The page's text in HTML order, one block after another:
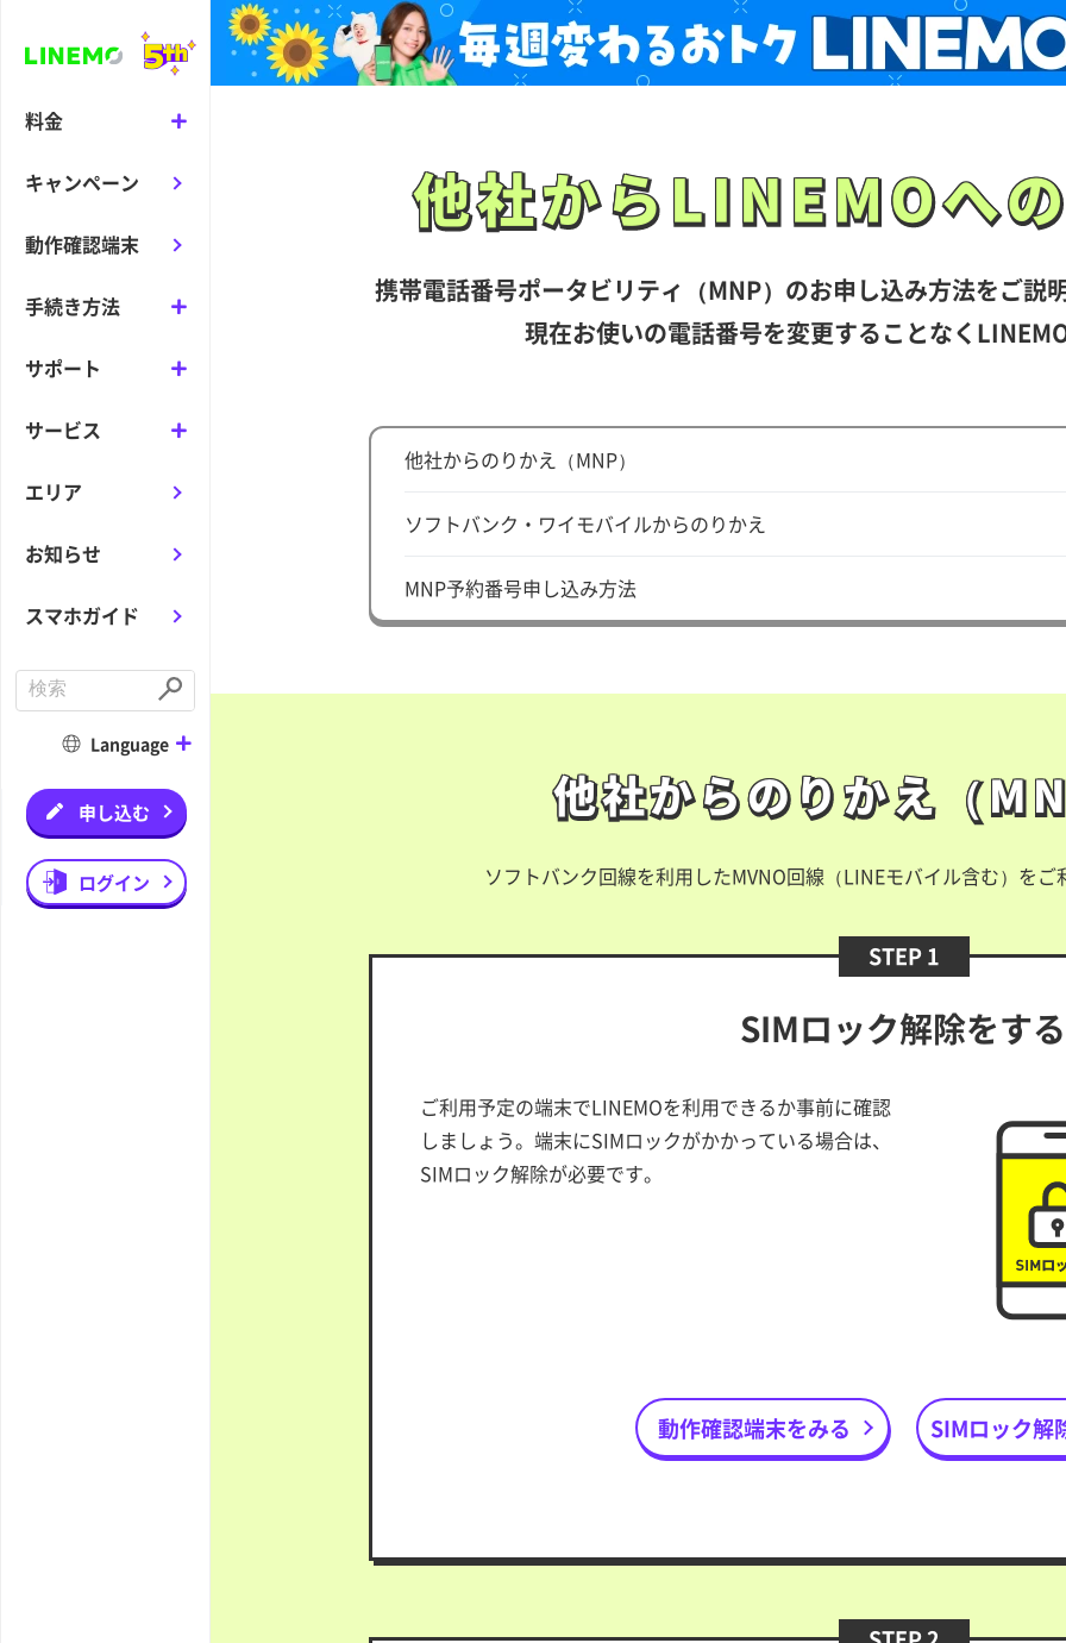
料金
キャンペーン
動作確認端末
手続き方法
サポート
サービス
エリア
お知らせ
スマホガイド
n
S
u
m
t
Language
申し込む
ログイン
他社からLINEMOへ
他社からLINEMOへ
携帯電話番号ポータビリティ（MNP）のお申し込み方法をご説
現在お使いの電話番号を変更することなく
他社からのりかえ（MNP）
ソフトバンク・ワイモバイルからのりかえ
MNP予約番号申し込み方法
他社からのりかえ（
他社からのりかえ（
ソフトバンク回線を利用したMVNO回線（LINEモバイル含む）を
STEP 1
SIMロック解除をする
ご利用予定の端末でLINEMOを利用できるか事前に確認
しましょう。端末にSIMロックがかかっている場合は、
SIMロック解除が必要です。
動作確認端末をみる SIMロック解